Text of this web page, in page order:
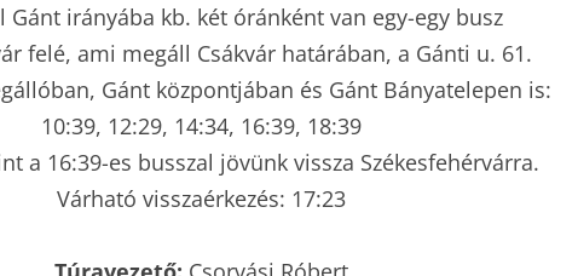
Gánt irányába kb. két óránként van egy-egy busz
felé, ami megáll Csákvár határában, a Gánti u. 61.
Gánt központjában és Gánt Bányatelepen is:
10:39, 12:29, 14:34, 16:39, 18:39
a 16:39-es busszal jövünk vissza Székesfehérvárra.
Várható visszaérkezés: 17:23